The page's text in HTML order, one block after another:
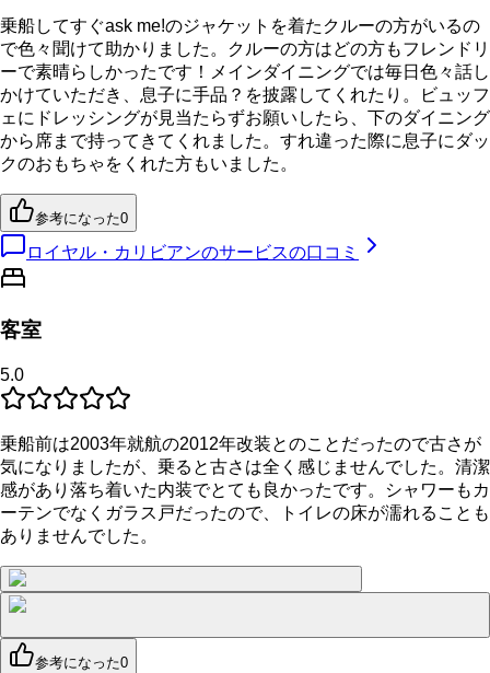
乗船してすぐask me!のジャケットを着たクルーの方がいるの
で色々聞けて助かりました。クルーの方はどの方もフレンドリ
ーで素晴らしかったです！メインダイニングでは毎日色々話し
かけていただき、息子に手品？を披露してくれたり。ビュッフ
ェにドレッシングが見当たらずお願いしたら、下のダイニング
から席まで持ってきてくれました。すれ違った際に息子にダッ
クのおもちゃをくれた方もいました。
参考になった0
ロイヤル・カリビアンのサービスの口コミ
客室
5.0
乗船前は2003年就航の2012年改装とのことだったので古さが
気になりましたが、乗ると古さは全く感じませんでした。清潔
感があり落ち着いた内装でとても良かったです。シャワーもカ
ーテンでなくガラス戸だったので、トイレの床が濡れることも
ありませんでした。
参考になった0